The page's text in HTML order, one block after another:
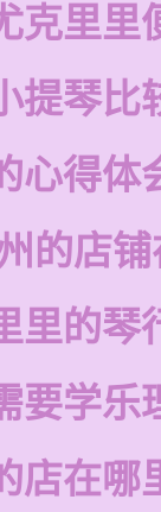
克里里
提琴比
心得体
的店
里的琴
要学乐
店在哪